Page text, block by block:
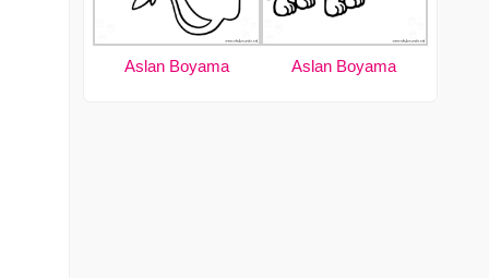
Aslan Boyama Aslan Boyama